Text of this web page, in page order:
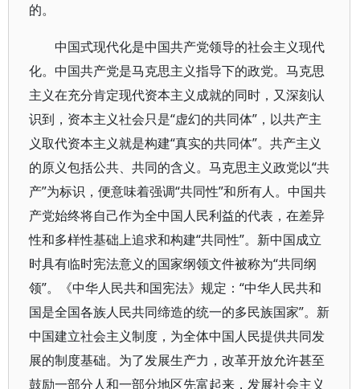
的。
中国式现代化是中国共产党领导的社会主义现代
化。中国共产党是马克思主义指导下的政党。马克思
主义在充分肯定现代资本主义成就的同时，又深刻认
识到，资本主义社会只是“虚幻的共同体”，以共产主
义取代资本主义就是构建“真实的共同体”。共产主义
的原义包括公共、共同的含义。马克思主义政党以“共
产”为标识，便意味着强调“共同性”和所有人。中国共
产党始终将自己作为全中国人民利益的代表，在差异
性和多样性基础上追求和构建“共同性”。新中国成立
时具有临时宪法意义的国家纲领文件被称为“共同纲
领”。《中华人民共和国宪法》规定：“中华人民共和
国是全国各族人民共同缔造的统一的多民族国家”。新
中国建立社会主义制度，为全体中国人民提供共同发
展的制度基础。为了发展生产力，改革开放允许甚至
鼓励一部分人和一部分地区先富起来，发展社会主义